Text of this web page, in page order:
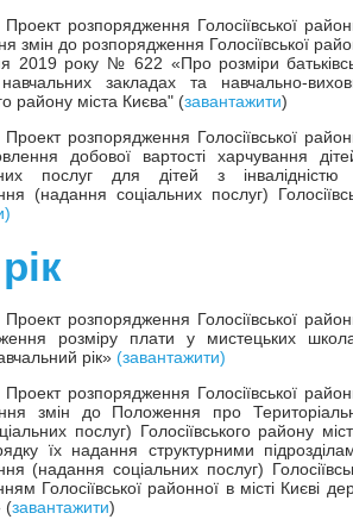
розпорядження Голосіївської
змін до розпорядження Голосіївської
2019 року № 622 «Про розміри
навчальних закладах та навчально-
району міста Києва" (завантажити)
Проект розпорядження Голосіївської
добової вартості харчування
послуг для дітей з інвалідністю
(надання соціальних послуг)
розпорядження Голосіївської
розміру плати у мистецьких
рік» (завантажити)
розпорядження Голосіївської
змін до Положення про
послуг) Голосіївського району
їх надання структурними
(надання соціальних послуг)
Голосіївської районної в місті Києві
(завантажити)